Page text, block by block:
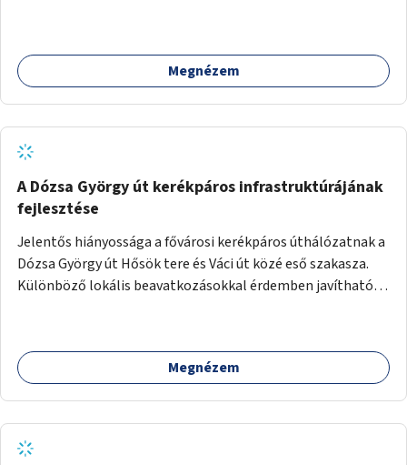
Megnézem
A Dózsa György út kerékpáros infrastruktúrájának
fejlesztése
Jelentős hiányossága a fővárosi kerékpáros úthálózatnak a
Dózsa György út Hősök tere és Váci út közé eső szakasza.
Különböző lokális beavatkozásokkal érdemben javítható
teljes körű, komplex felújítására.
Megnézem